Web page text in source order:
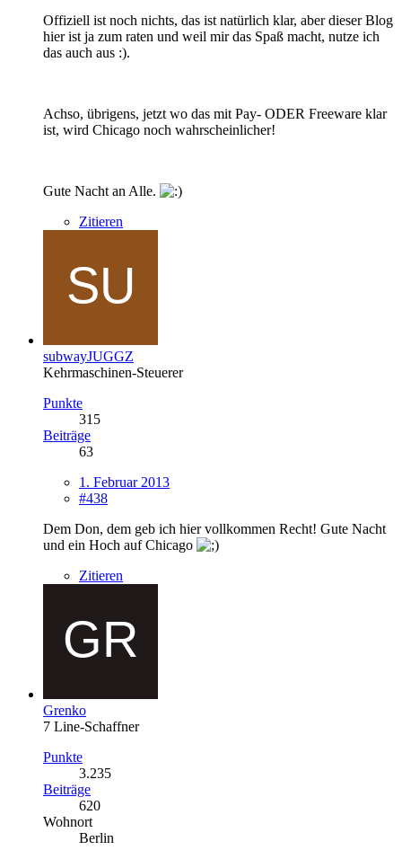
Offiziell ist noch nichts, das ist natürlich klar, aber dieser Blog
hier ist ja zum raten und weil mir das Spaß macht, nutze ich
das auch aus :).
Achso, übrigens, jetzt wo das mit Pay- ODER Freeware klar
ist, wird Chicago noch wahrscheinlicher!
Gute Nacht an Alle.
Zitieren
subwayJUGGZ
Kehrmaschinen-Steuerer
Punkte
315
Beiträge
63
1. Februar 2013
#438
Dem Don, dem geb ich hier vollkommen Recht! Gute Nacht
und ein Hoch auf Chicago
Zitieren
Grenko
7 Line-Schaffner
Punkte
3.235
Beiträge
620
Wohnort
Berlin